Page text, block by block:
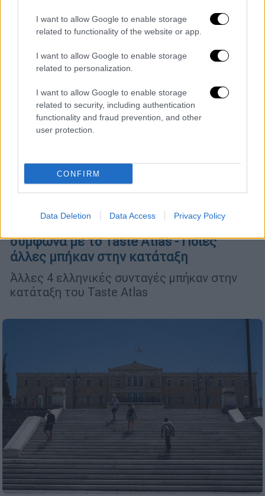
I want to allow Google to enable storage
related to functionality of the website or app.
I want to allow Google to enable storage
related to personalization.
I want to allow Google to enable storage
related to security, including authentication
functionality and fraud prevention, and other
user protection.
CONFIRM
Data Deletion Data Access Privacy Policy
Food & Drink 30.03.2024 23:22
σύμφωνα με το Taste Atlas - Ποιες
άλλες μπήκαν στην κατάταξη
Άλλες 4 ελληνικές συνταγές μπήκαν στην
κατάταξη του Taste Atlas